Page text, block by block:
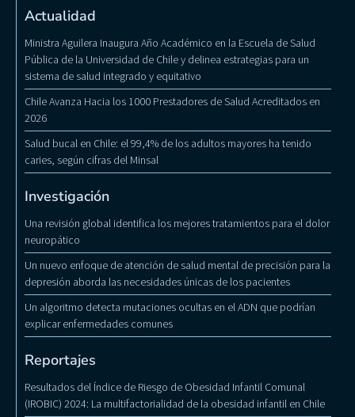
Actualidad
Ministra Aguilera Inaugura Año Académico en la Escuela de Salud
Pública de la Universidad de Chile y delinea estrategias para un
sistema de salud integrado y equitativo
Chile Avanza Hacia los 1000 Prestadores de Salud Acreditados en
2026
Salud bucal en Chile: el 99,4% de los adultos mayores ha tenido
caries, según cifras del Minsal
Investigación
Una revisión global identifica los mejores tratamientos para el dolor
neuropático
Un nuevo enfoque de atención de salud mental de precisión para la
depresión aborda las necesidades únicas de los pacientes
Un algoritmo detecta mutaciones ocultas en el ADN que podrían
explicar enfermedades comunes
Reportajes
Resultados del Índice de Riesgo de Obesidad Infantil Comunal
(IROBIC) 2024: La multifactorialidad de la obesidad infantil en Chile